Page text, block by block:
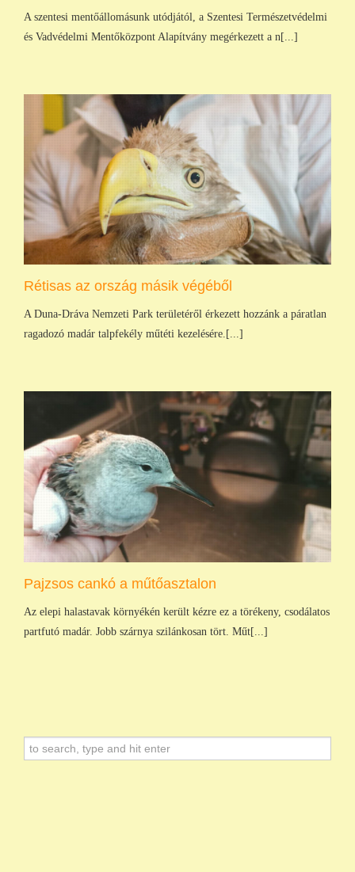
A szentesi mentőállomásunk utódjától, a Szentesi Természetvédelmi
és Vadvédelmi Mentőközpont Alapítvány megérkezett a n[...]
Rétisas az ország másik végéből
A Duna-Dráva Nemzeti Park területéről érkezett hozzánk a páratlan
ragadozó madár talpfekély műtéti kezelésére.[...]
Pajzsos cankó a műtőasztalon
Az elepi halastavak környékén került kézre ez a törékeny, csodálatos
partfutó madár. Jobb szárnya szilánkosan tört. Műt[...]